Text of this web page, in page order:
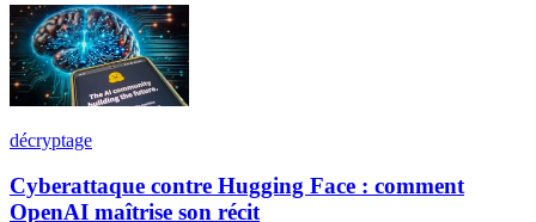
décryptage
Cyberattaque contre Hugging Face : comment
OpenAI maîtrise son récit